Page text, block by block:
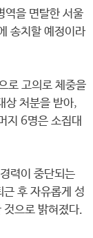
역을 면탈한 서울
송치할 예정이라
로 고의로 체중을
상 처분을 받아,
지 6명은 소집대
력이 중단되는
후 자유롭게 성
것으로 밝혀졌다.